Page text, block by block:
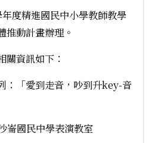
度精進國民中小學教師教學
推動計畫辦理。
關資訊如下：
：「愛到走音，吵到升key-音
國民中學表演教室